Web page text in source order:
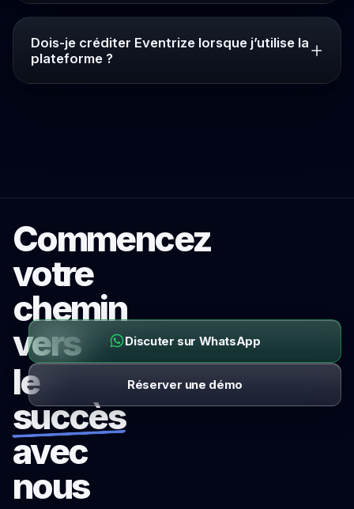
Dois-je créditer Eventrize lorsque j’utilise la
plateforme ?
Commencez
votre
chemin
vers
le
succès
avec
nous
Discuter sur WhatsApp
Réserver une démo